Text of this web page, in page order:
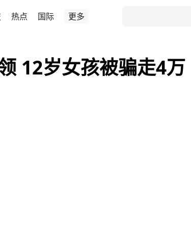
热点 国际 更多
12岁女孩被骗走4万